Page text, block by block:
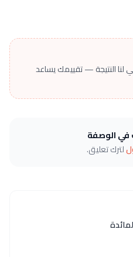
النتيجة — تقييمك يساعد
في الوصفة
لترك تعليق.